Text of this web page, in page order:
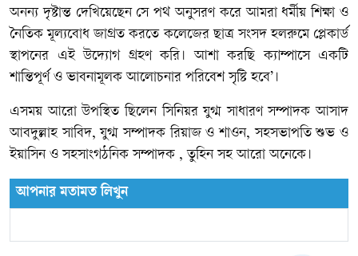
অনন্য দৃষ্টান্ত দেখিয়েছেন সে পথ অনুসরণ করে আমরা ধর্মীয় শিক্ষা ও
নৈতিক মূল্যবোধ জাগ্রত করতে কলেজের ছাত্র সংসদ হলরুমে প্লেকার্ড
স্থাপনের এই উদ্যোগ গ্রহণ করি। আশা করছি ক্যাম্পাসে একটি
শান্তিপূর্ণ ও ভাবনামূলক আলোচনার পরিবেশ সৃষ্টি হবে’।
এসময় আরো উপস্থিত ছিলেন সিনিয়র যুগ্ম সাধারণ সম্পাদক আসাদ
আবদুল্লাহ সাবিদ, যুগ্ম সম্পাদক রিয়াজ ও শাওন, সহসভাপতি শুভ ও
ইয়াসিন ও সহসাংগঠনিক সম্পাদক , তুহিন সহ আরো অনেকে।
আপনার মতামত লিখুন